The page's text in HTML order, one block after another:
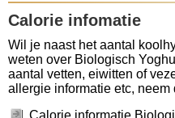
Calorie infomatie
Wil je naast het aantal
weten over Biologisch
aantal vetten, eiwitten of
allergie informatie etc,
Calorie informatie